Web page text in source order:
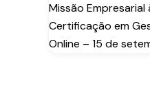
Missão
Certificação em
Online – 15 de